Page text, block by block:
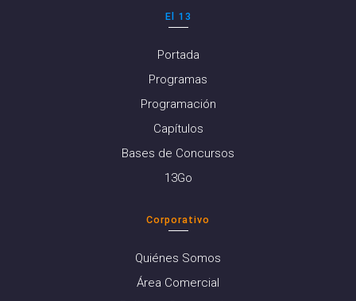
El 13
Portada
Programas
Programación
Capítulos
Bases de Concursos
13Go
Corporativo
Quiénes Somos
Área Comercial